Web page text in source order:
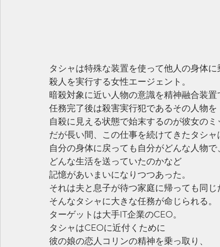
タシャは特殊な装置を使って他人の身体
殺人を実行する女性エージェント。
暗殺対象に近い人物の意識を精神融合装
任務完了後は殺害実行犯であるその人物を
自殺に見える状態で始末するのが彼女の
だが長い間、この仕事を続けてきたタシャ
自分の身体に戻っても自分がどんな人物で
どんな生活を送っていたのかなど
記憶があいまいになりつつあった。
それは夫と息子が待つ家庭に帰っても同じ
そんなタシャに大きな任務が命じられる。
ターゲットは大手IT企業のCEO。
タシャはCEOに近付くために
彼の娘の恋人コリンの精神を乗っ取り、